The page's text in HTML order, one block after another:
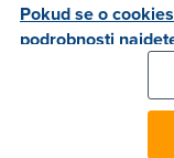
Treba i soud. Ale
tu na dsl.cz
nevyznám. Jak
Pokud se o
podrobnosti